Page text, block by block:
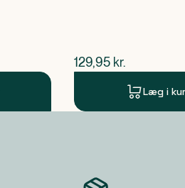
$nuværende pris
129,95 kr.
Læg i